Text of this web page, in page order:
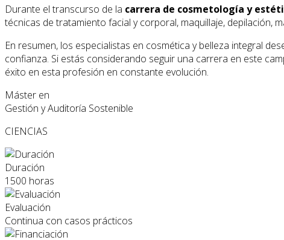
Durante el transcurso de la carrera de cosmetología y
técnicas de tratamiento facial y corporal, maquillaje, depilación,
En resumen, los especialistas en cosmética y belleza integral
confianza. Si estás considerando seguir una carrera en este
éxito en esta profesión en constante evolución.
Máster en
Gestión y Auditoría Sostenible
CIENCIAS
Duración
1500 horas
Evaluación
Continua con casos prácticos